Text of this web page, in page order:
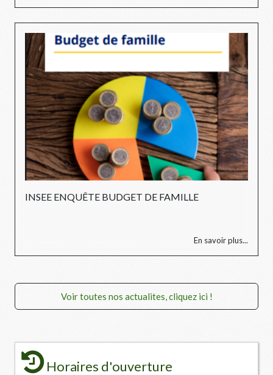
INSEE ENQUÊTE BUDGET DE FAMILLE
En savoir plus...
Voir toutes nos actualites, cliquez ici !
Horaires d'ouverture